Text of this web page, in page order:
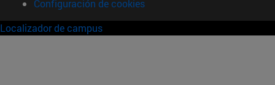
Configuración de cookies
Localizador de campus